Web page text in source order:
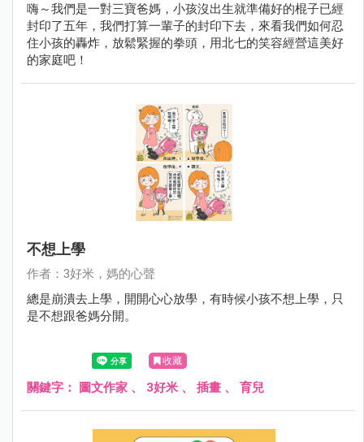
嗨～我們是一對三寶爸媽，小孩沒出生就準備好的棍子已經
封印了五年，我們打算一輩子的封印下去，來看我們如何忍
住小孩的轟炸，放鬆緊握的拳頭，用北七的笑容經營這美好
的家庭吧！
不想上學
作者：3好米，媽的心聲
總是崩潰去上學，開開心心放學，有時候小孩不想上學，只
是不想跟爸媽分開。
收藏
關鍵字： 圖文作家 、 3好米 、 插畫 、 育兒